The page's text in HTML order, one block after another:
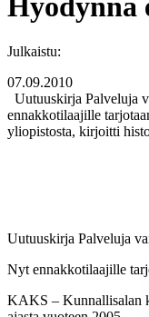
Hyödynnä
Julkaistu:
07.09.2010
Uutuuskirja Palveluja
ennakkotilaajille
yliopistosta, kirjoitti
Uutuuskirja Palveluja
Nyt ennakkotilaajille
KAKS – Kunnallisalan